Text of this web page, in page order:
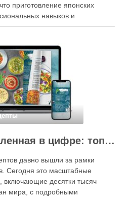
приготовление японских
навыков и
однако на практике сделать
Кулинарная вселенная в цифре: топ-3 самых больших электронных книг рецептов
давно вышли за рамки
Сегодня это масштабные
десятки тысяч
мира, с подробными